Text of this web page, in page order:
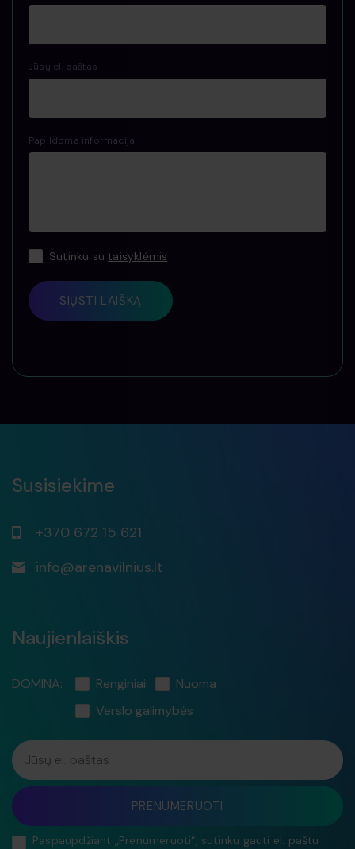
Jūsų el. paštas
Papildoma informacija
Sutinku sutaisyklėmis
SIŲSTI LAIŠKĄ
Susisiekime
+370 672 15 621
info@arenavilnius.lt
Naujienlaiškis
DOMINA: Renginiai
Nuoma
Verslo galimybės
Jūsų el. paštas
PRENUMERUOTI
Paspaupdžiant „Prenumeruoti“, sutinku gauti el. paštu